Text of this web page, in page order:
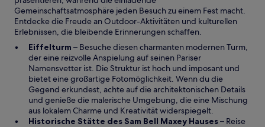
t
e
r
g
e
ö
f
f
n
e
t
Gemeinschaftsatmosphäre jeden Besuch zu einem Fest macht.
Entdecke die Freude an Outdoor-Aktivitäten und kulturellen
Erlebnissen, die bleibende Erinnerungen schaffen.
Eiffelturm W
i
r
d
i
n
e
i
– Besuche diesen charmanten modernen Turm,
der eine reizvolle Anspielung auf seinen Pariser
Namensvetter ist. Die Struktur ist hoch und imposant und
bietet eine großartige Fotomöglichkeit. Wenn du die
Gegend erkundest, achte auf die architektonischen Details
und genieße die malerische Umgebung, die eine Mischung
aus lokalem Charme und Kreativität widerspiegelt.
Historische Stätte des Sam Bell Maxey HausesW– Reise